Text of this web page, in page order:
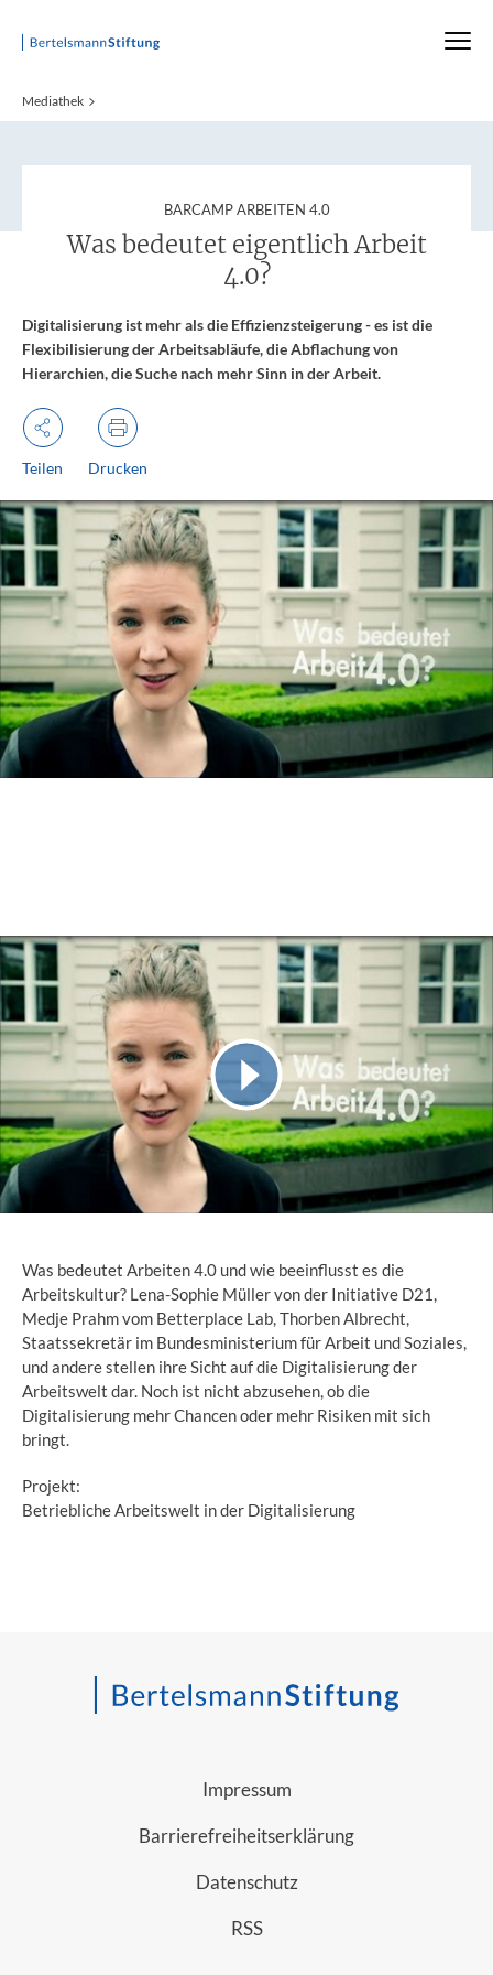
Startseite
Mediathek
BARCAMP ARBEITEN 4.0:
Was bedeutet eigentlich Arbeit
4.0?
Digitalisierung ist mehr als die Effizienzsteigerung - es ist die
Flexibilisierung der Arbeitsabläufe, die Abflachung von
Hierarchien, die Suche nach mehr Sinn in der Arbeit.
Teilen Drucken
Was bedeutet Arbeiten 4.0 und wie beeinflusst es die
Arbeitskultur? Lena-Sophie Müller von der Initiative D21,
Medje Prahm vom Betterplace Lab, Thorben Albrecht,
Staatssekretär im Bundesministerium für Arbeit und Soziales,
und andere stellen ihre Sicht auf die Digitalisierung der
Arbeitswelt dar. Noch ist nicht abzusehen, ob die
Digitalisierung mehr Chancen oder mehr Risiken mit sich
bringt.
Projekt:
Betriebliche Arbeitswelt in der Digitalisierung
Impressum
Barrierefreiheitserklärung
Datenschutz
RSS